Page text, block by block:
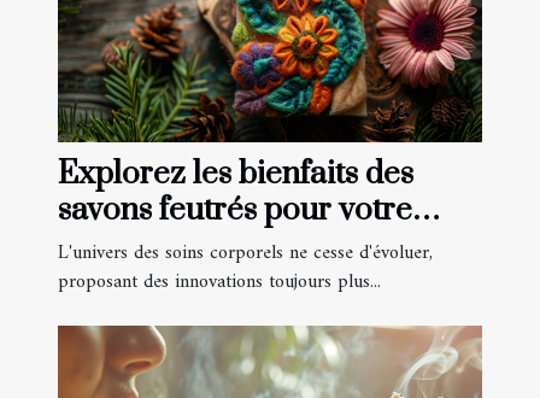
Explorez les bienfaits des
savons feutrés pour votre
peau
L'univers des soins corporels ne cesse d'évoluer,
proposant des innovations toujours plus...